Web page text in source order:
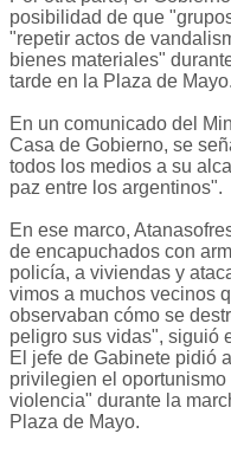
posibilidad de que
"repetir actos de
bienes materiales"
tarde en la Plaza de Mayo.
En un comunicado del
Casa de Gobierno, se
todos los medios a su
paz entre los argentinos".
En ese marco,
de encapuchados con
policía, a viviendas y
vimos a muchos vecinos
observaban cómo se
peligro sus vidas", siguió
El jefe de Gabinete pidió
privilegien el
violencia" durante la
Plaza de Mayo.